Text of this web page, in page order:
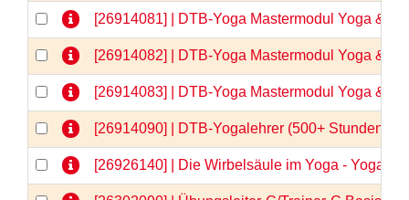
[26914081] | DTB-Yoga Mastermodul Yoga &
[26914082] | DTB-Yoga Mastermodul Yoga &
[26914083] | DTB-Yoga Mastermodul Yoga &
[26914090] | DTB-Yogalehrer (500+ Stunden)
[26926140] | Die Wirbelsäule im Yoga -